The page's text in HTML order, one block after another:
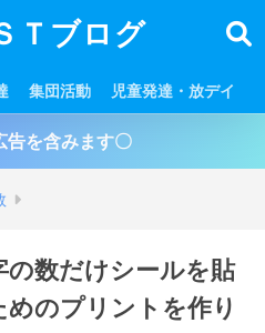
Ｔブログ
集団活動 児童発達・放デイ
告を含みます〇
の数だけシールを貼
のプリントを作り